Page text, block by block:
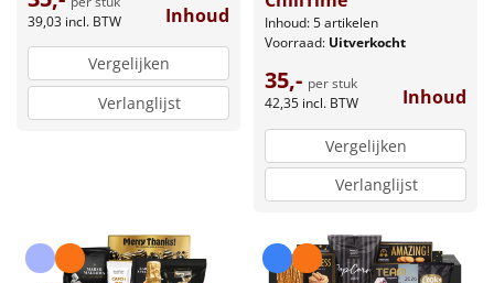
39,03 incl. BTW Inhoud
Vergelijken
Verlanglijst
Inhoud: 5 artikelen
Voorraad: Uitverkocht
35,- per stuk
42,35 incl. BTW Inhoud
Vergelijken
Verlanglijst